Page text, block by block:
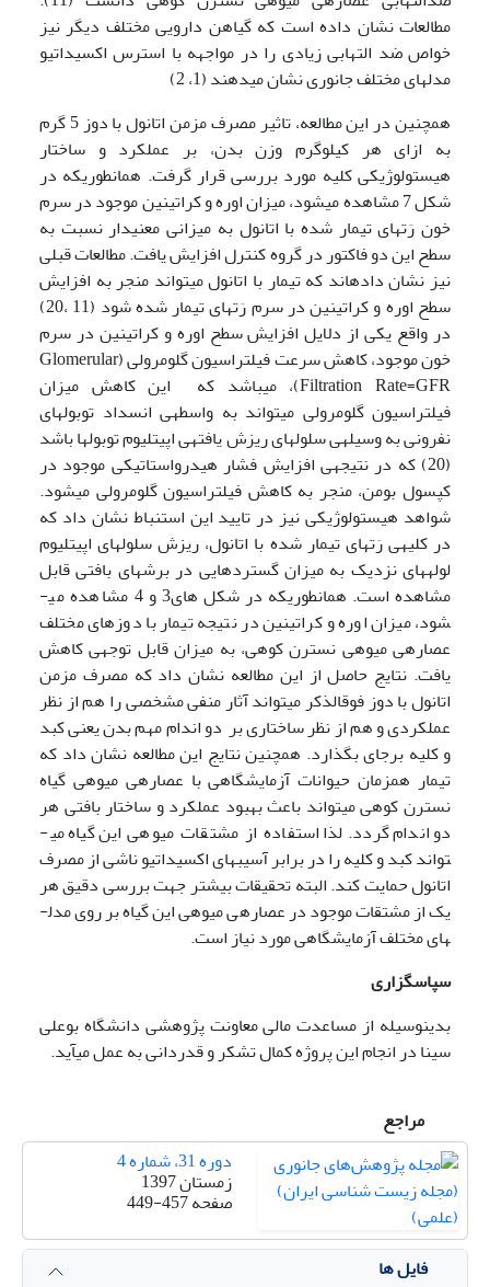
مطالعات نشان داده است که گیاهن دارویی مختلف دیگر نیز
خواص ضد التهابی زیادی را در مواجهه با استرس اکسیداتیو
مدلهای مختلف جانوری نشان می­دهند (1، 2)
همچنین در این مطالعه، تاثیر مصرف مزمن اتانول با دوز 5 گرم
به ازای هر کیلوگرم وزن بدن، بر عملکرد و ساختار
هیستولوژیکی کلیه مورد بررسی قرار گرفت. همانطوریکه در
شکل 7 مشاهده می­شود، میزان اوره و کراتینین موجود در سرم
خون رَت­های تیمار شده با اتانول به میزانی معنی­دار نسبت به
سطح این دو فاکتور در گروه کنترل افزایش یافت. مطالعات قبلی
نیز نشان داده­اند که تیمار با اتانول می­تواند منجر به افزایش
سطح اوره و کراتینین در سرم رَت­های تیمار شده شود (11 ،20)
در واقع یکی از دلایل افزایش سطح اوره و کراتینین در سرم
خون موجود، کاهش سرعت فیلتراسیون گلومرولی (Glomerular
Filtration Rate=GFR)، می­باشد که این کاهش میزان
فیلتراسیون گلومرولی می­تواند به واسطه­ی انسداد توبول­های
نفرونی به وسیله­ی سلول­های ریزش یافته­ی اپیتلیوم توبول­ها باشد
(20) که در نتیجه­ی افزایش فشار هیدرواستاتیکی موجود در
کپسول بومن، منجر به کاهش فیلتراسیون گلومرولی می­شود.
شواهد هیستولوژیکی نیز در تایید این استنباط نشان داد که
در کلیه­ی رَت­های تیمار شده با اتانول، ریزش سلول­های اپیتلیوم
لوله­های نزدیک به میزان گسترده­ایی در برش­های بافتی قابل
مشاهده است. همانطوریکه در شکل های3 و 4 مشاهده می­
شود، میزان اوره و کراتینین در نتیجه تیمار با دوزهای مختلف
عصاره­ی میوه­ی نسترن کوهی، به میزان قابل توجهی کاهش
یافت. نتایج حاصل از این مطالعه نشان داد که مصرف مزمن
اتانول با دوز فوق­الذکر می­تواند آثار منفی مشخصی را هم از نظر
عملکردی و هم از نظر ساختاری بر دو اندام مهم بدن یعنی کبد
و کلیه برجای بگذارد. همچنین نتایج این مطالعه نشان داد که
تیمار همزمان حیوانات آزمایشگاهی با عصاره­ی میوه­ی گیاه
نسترن کوهی می­تواند باعث بهبود عملکرد و ساختار بافتی هر
دو اندام گردد. لذا استفاده از مشتقات میوه­ی این گیاه می­
تواند کبد و کلیه را در برابر آسیب­های اکسیداتیو ناشی از مصرف
اتانول حمایت کند. البته تحقیقات بیشتر جهت بررسی دقیق هر
یک از مشتقات موجود در عصاره­ی میوه­ی این گیاه بر روی مدل­
های مختلف آزمایشگاهی مورد نیاز است.
سپاسگزاری
بدینوسیله از مساعدت مالی معاونت پژوهشی دانشگاه بوعلی
سینا در انجام این پروژه کمال تشکر و قدردانی به عمل می­آید.
مراجع
دوره 31، شماره 4
زمستان 1397
صفحه449-457
فایل ها